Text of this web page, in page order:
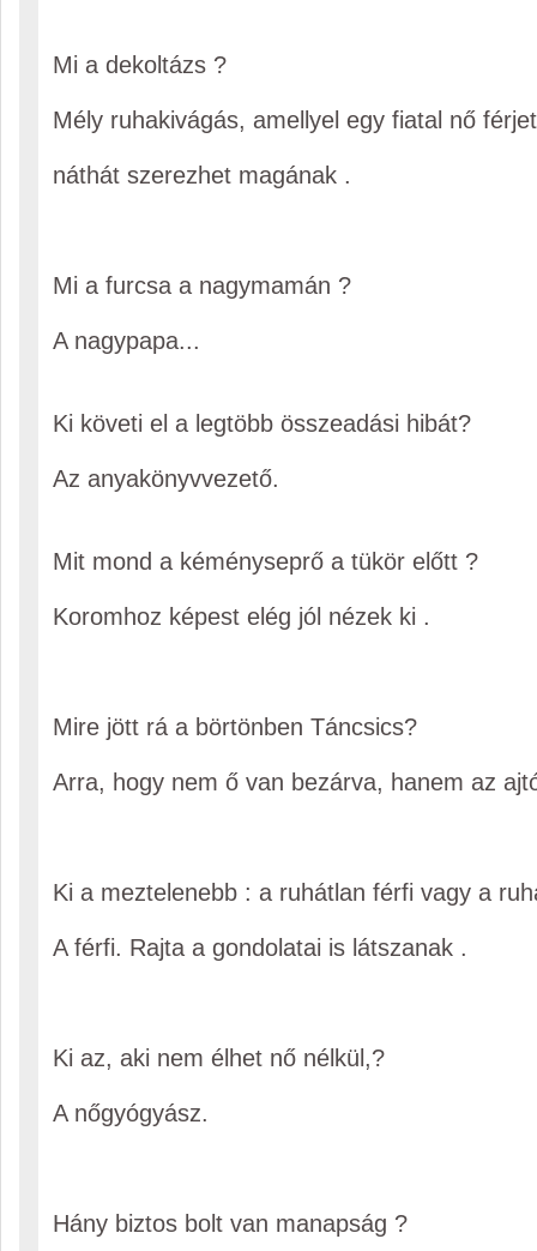
Mi a dekoltázs ?
Mély ruhakivágás, amellyel egy fiatal nő
náthát szerezhet magának .
Mi a furcsa a nagymamán ?
A nagypapa...
Ki követi el a legtöbb összeadási hibát?
Az anyakönyvvezető.
Mit mond a kéményseprő a tükör előtt ?
Koromhoz képest elég jól nézek ki .
Mire jött rá a börtönben Táncsics?
Arra, hogy nem ő van bezárva, hanem az
Ki a meztelenebb : a ruhátlan férfi vagy a
A férfi. Rajta a gondolatai is látszanak .
Ki az, aki nem élhet nő nélkül,?
A nőgyógyász.
Hány biztos bolt van manapság ?